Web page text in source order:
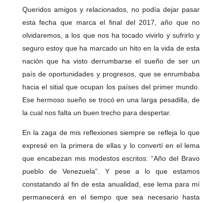
Queridos amigos y relacionados, no podía dejar pasar
esta fecha que marca el final del 2017, año que no
olvidaremos, a los que nos ha tocado vivirlo y sufrirlo y
seguro estoy que ha marcado un hito en la vida de esta
nación que ha visto derrumbarse el sueño de ser un
país de oportunidades y progresos, que se enrumbaba
hacia el sitial que ocupan los países del primer mundo.
Ese hermoso sueño se trocó en una larga pesadilla, de
la cual nos falta un buen trecho para despertar.
En la zaga de mis reflexiones siempre se refleja lo que
expresé en la primera de ellas y lo convertí en el lema
que encabezan mis modestos escritos: “Año del Bravo
pueblo de Venezuela”. Y pese a lo que estamos
constatando al fin de esta anualidad, ese lema para mí
permanecerá en el tiempo que sea necesario hasta